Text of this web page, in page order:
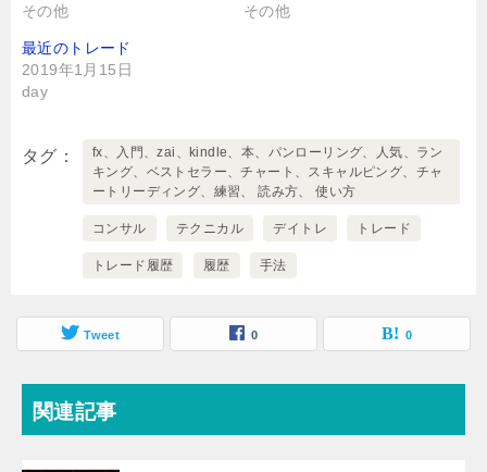
その他
その他
最近のトレード
2019年1月15日
day
タグ
fx、入門、zai、kindle、本、パンローリング、人気、ラン
キング、ベストセラー、チャート、スキャルピング、チャ
ートリーディング、練習、 読み方、 使い方
コンサル テクニカル デイトレ トレード
トレード履歴 履歴 手法
Tweet 0 0
関連記事